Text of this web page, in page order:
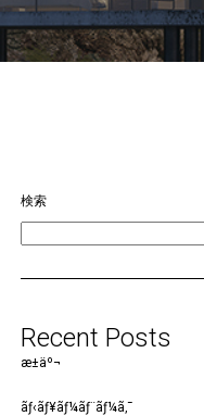
検索
Recent Posts
æ±äº¬
ãƒ‹ãƒ¥ãƒ¼ãƒ¨ãƒ¼ã‚¯